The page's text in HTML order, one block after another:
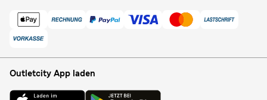
Outletcity App laden